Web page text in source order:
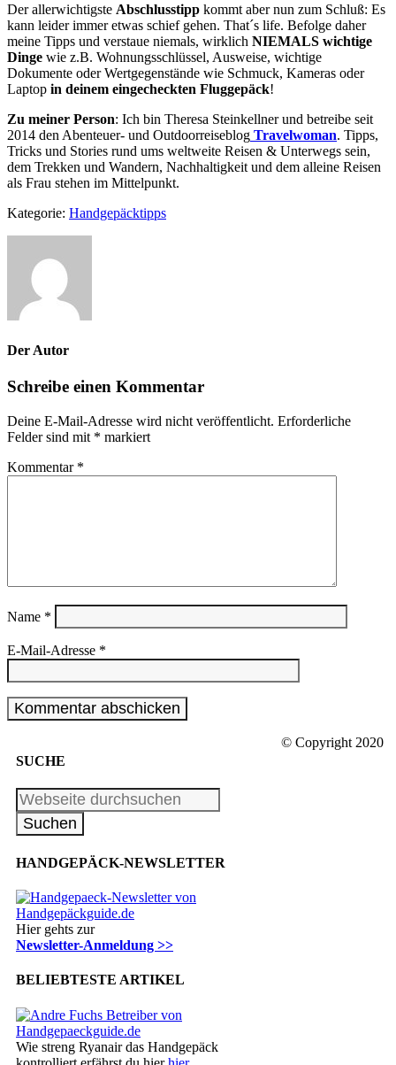
Der allerwichtigste Abschlusstipp kommt aber nun zum Schluß: Es
kann leider immer etwas schief gehen. That´s life. Befolge daher
meine Tipps und verstaue niemals, wirklich NIEMALS wichtige
Dinge wie z.B. Wohnungsschlüssel, Ausweise, wichtige
Dokumente oder Wertgegenstände wie Schmuck, Kameras oder
Laptop in deinem eingecheckten Fluggepäck!
Zu meiner Person: Ich bin Theresa Steinkellner und betreibe seit
2014 den Abenteuer- und Outdoorreiseblog Travelwoman. Tipps,
Tricks und Stories rund ums weltweite Reisen & Unterwegs sein,
dem Trekken und Wandern, Nachhaltigkeit und dem alleine Reisen
als Frau stehen im Mittelpunkt.
Kategorie: Handgepäcktipps
Der Autor
Schreibe einen Kommentar
Deine E-Mail-Adresse wird nicht veröffentlicht. Erforderliche
Felder sind mit * markiert
Kommentar *
Name *
E-Mail-Adresse *
SUCHE
HANDGEPÄCK-NEWSLETTER
Hier gehts zur
Newsletter-Anmeldung >>
BELIEBTESTE ARTIKEL
Wie streng Ryanair das Handgepäck
© Copyright 2020